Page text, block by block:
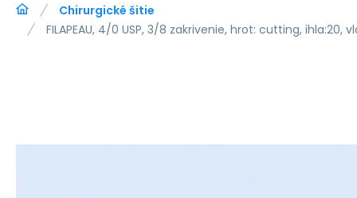
Chirurgické šitie
FILAPEAU, 4/0 USP, 3/8 zakrivenie, hrot: cutting, ihla:20,